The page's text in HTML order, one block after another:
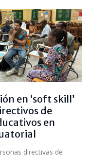
en ‘soft skill’
de
en
directivas de